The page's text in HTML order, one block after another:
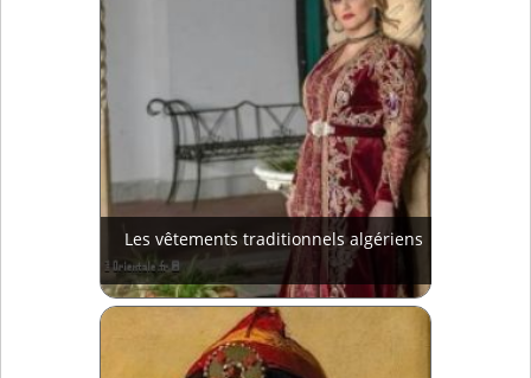
Les vêtements traditionnels algériens